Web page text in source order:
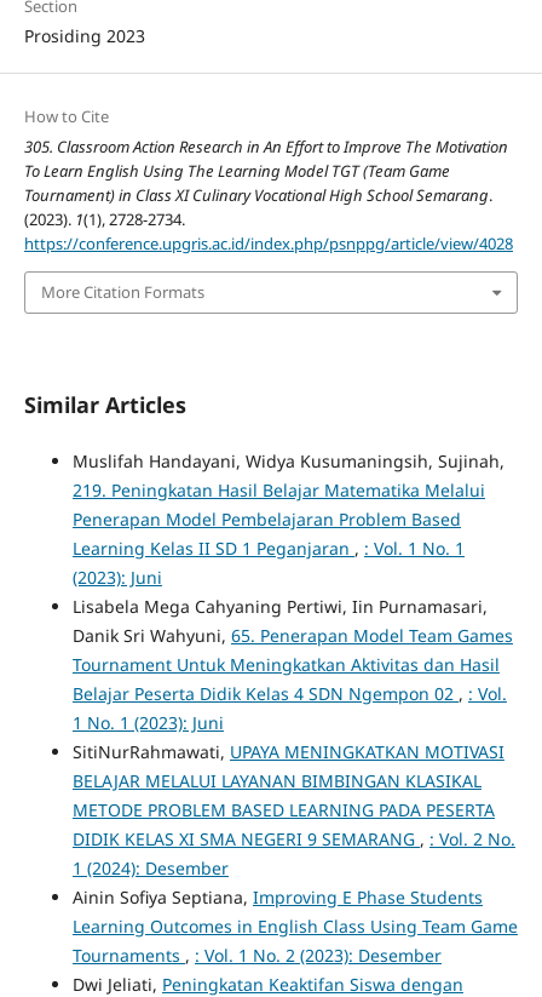
Section
Prosiding 2023
How to Cite
305. Classroom Action Research in An Effort to Improve The Motivation
To Learn English Using The Learning Model TGT (Team Game
Tournament) in Class XI Culinary Vocational High School Semarang.
(2023). 1(1), 2728-2734.
https://conference.upgris.ac.id/index.php/psnppg/article/view/4028
More Citation Formats
Similar Articles
Muslifah Handayani, Widya Kusumaningsih, Sujinah,
219. Peningkatan Hasil Belajar Matematika Melalui
Penerapan Model Pembelajaran Problem Based
Learning Kelas II SD 1 Peganjaran , : Vol. 1 No. 1
(2023): Juni
Lisabela Mega Cahyaning Pertiwi, Iin Purnamasari,
Danik Sri Wahyuni, 65. Penerapan Model Team Games
Tournament Untuk Meningkatkan Aktivitas dan Hasil
Belajar Peserta Didik Kelas 4 SDN Ngempon 02 , : Vol.
1 No. 1 (2023): Juni
SitiNurRahmawati, UPAYA MENINGKATKAN MOTIVASI
BELAJAR MELALUI LAYANAN BIMBINGAN KLASIKAL
METODE PROBLEM BASED LEARNING PADA PESERTA
DIDIK KELAS XI SMA NEGERI 9 SEMARANG , : Vol. 2 No.
1 (2024): Desember
Ainin Sofiya Septiana, Improving E Phase Students
Learning Outcomes in English Class Using Team Game
Tournaments , : Vol. 1 No. 2 (2023): Desember
Dwi Jeliati, Peningkatan Keaktifan Siswa dengan